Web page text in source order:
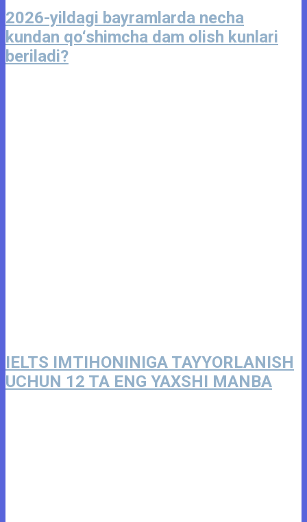
2026-yildagi bayramlarda necha
kundan qo‘shimcha dam olish kunlari
beriladi?
IELTS IMTIHONINIGA TAYYORLANISH
UCHUN 12 TA ENG YAXSHI MANBA